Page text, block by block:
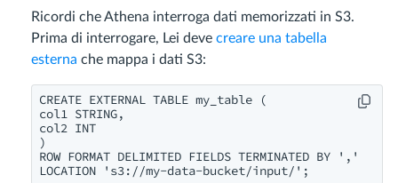
Ricordi che Athena interroga dati memorizzati in S3.
Prima di interrogare, Lei deve creare una tabella
esterna che mappa i dati S3:
CREATE EXTERNAL TABLE my_table (
col1 STRING,
col2 INT
)
ROW FORMAT DELIMITED FIELDS TERMINATED BY ','
LOCATION 's3://my-data-bucket/input/';